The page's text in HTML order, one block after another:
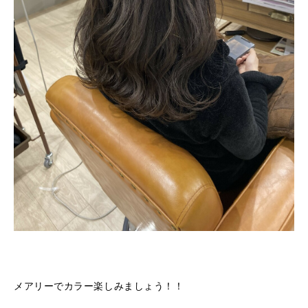
メアリーでカラー楽しみましょう！！